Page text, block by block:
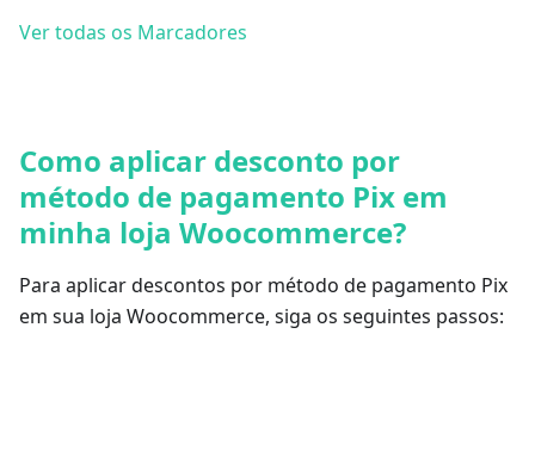
Ver todas os Marcadores
Como aplicar desconto por
método de pagamento Pix em
minha loja Woocommerce?
Para aplicar descontos por método de pagamento Pix
em sua loja Woocommerce, siga os seguintes passos: